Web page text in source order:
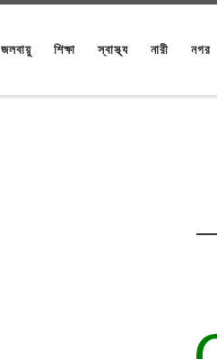
জলবায়ু শিক্ষা স্বাস্থ্য নারী নগর